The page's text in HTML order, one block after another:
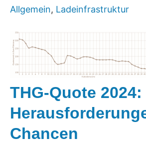
Allgemein, Ladeinfrastruktur
THG-Quote 2024:
Chancen